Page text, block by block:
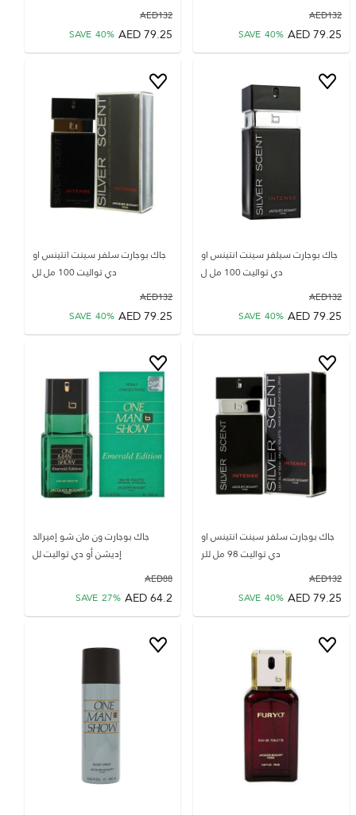
132
AED
79.25
AED
SAVE 40%
132
AED
79.25
AED
SAVE 40%
جاك بوجارت سيلفر سينت انتينس او
دي تواليت 100 مل ل
132
AED
79.25
AED
SAVE 40%
جاك بوجارت سلفر سينت انتينس او
دي تواليت 100 مل لل
132
AED
79.25
AED
SAVE 40%
جاك بوجارت سلفر سينت انتينس او
دي تواليت 98 مل للر
132
AED
79.25
AED
SAVE 40%
جاك بوجارت ون مان شو إميرالد
إديشن أو دي تواليت لل
88
AED
64.2
AED
SAVE 27%